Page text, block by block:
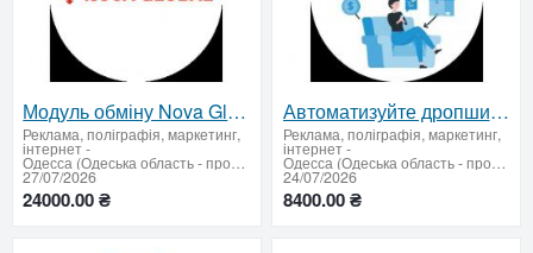
Модуль обміну Nova Global з BAS
Реклама, поліграфія, маркетинг,
інтернет-
Одесса (Одеська область - продати купити)
27/07/2026
24000.00 ₴
Автоматизуйте дропшипінг разом з BAS / 1C та SoftUp!
Реклама, поліграфія, маркетинг,
інтернет-
Одесса (Одеська область - продати купити)
24/07/2026
8400.00 ₴